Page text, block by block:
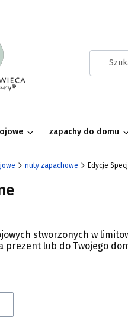
zapachy do domu
nuty zapachowe Edycje
stworzonych w
prezent lub do Twojego